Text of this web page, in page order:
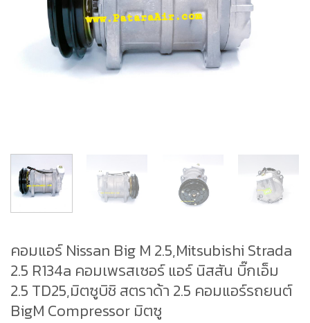
คอมแอร์ Nissan Big M 2.5,Mitsubishi Strada
2.5 R134a คอมเพรสเซอร์ แอร์ นิสสัน บิ๊กเอ็ม
2.5 TD25,มิตซูบิชิ สตราด้า 2.5 คอมแอร์รถยนต์
BigM Compressor มิตซู